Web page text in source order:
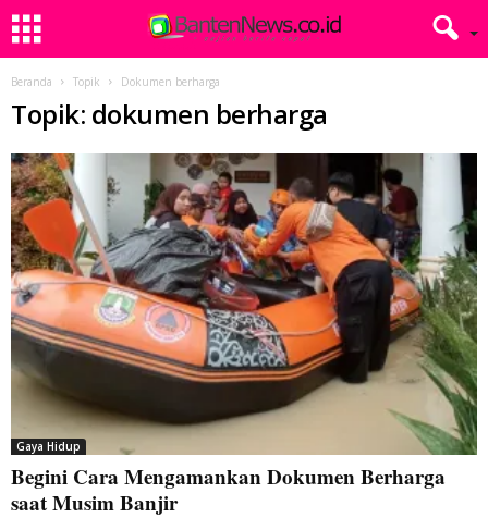
Beranda Topik Dokumen berharga
Topik: dokumen berharga
Gaya Hidup
Begini Cara Mengamankan Dokumen Berharga
saat Musim Banjir